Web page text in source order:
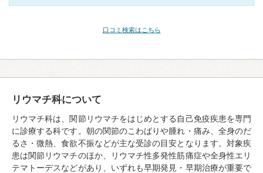
口コミ検索はこちら
リウマチ科について
リウマチ科は、関節リウマチをはじめとする自己免疫疾患を専門
に診療する科です。朝の関節のこわばりや腫れ・痛み、全身のだ
るさ・微熱、食欲不振などが主な受診の目安となります。対象疾
患は関節リウマチのほか、リウマチ性多発性筋痛症や全身性エリ
テマトーデスなどがあり、いずれも早期発見・早期治療が重要で